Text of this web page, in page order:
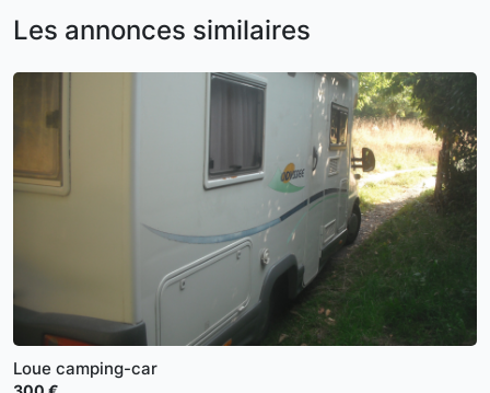
Les annonces similaires
Loue camping-car